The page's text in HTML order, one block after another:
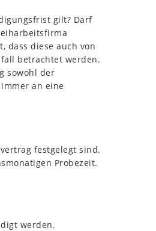
gilt? Darf
dass diese auch von
betrachtet werden.
sowohl der
an eine
festgelegt sind.
Probezeit.
werden.